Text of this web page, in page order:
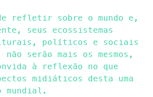
refletir sobre o mundo e,
seus ecossistemas
políticos e sociais
não serão mais os mesmos,
à reflexão no que
midiáticos desta uma
mundial.